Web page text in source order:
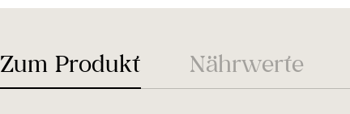
Zum Produkt Nährwerte